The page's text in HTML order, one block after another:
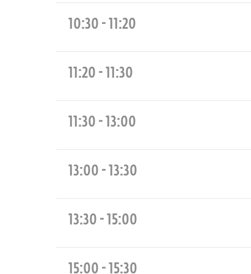
10:30 - 11:20
11:20 - 11:30
11:30 - 13:00
13:00 - 13:30
13:30 - 15:00
15:00 - 15:30